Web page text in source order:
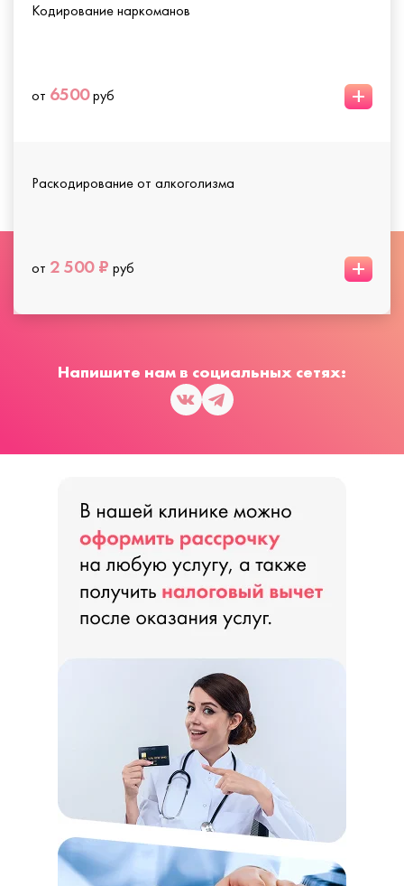
Кодирование наркоманов
от 6500руб +
Раскодирование от алкоголизма
от 2 500 ₽ руб +
Напишите нам в социальных сетях: